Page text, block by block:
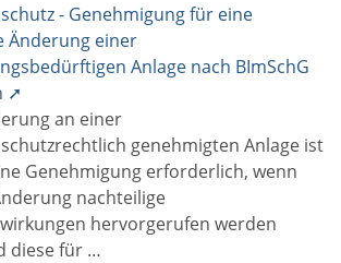
- Genehmigung für eine
Änderung einer
Anlage nach BImSchG
➚
an einer
genehmigten Anlage ist
Genehmigung erforderlich, wenn
nachteilige
hervorgerufen werden
diese für …